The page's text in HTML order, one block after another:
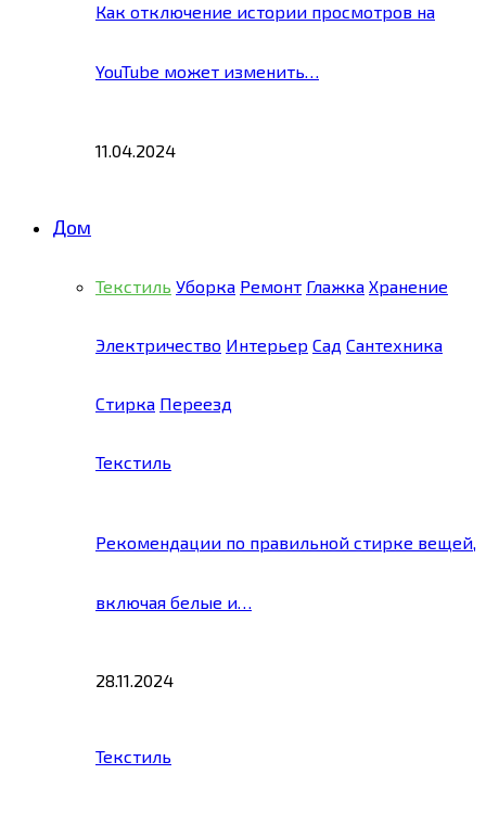
Как отключение истории просмотров на
YouTube может изменить…
11.04.2024
Дом
Текстиль Уборка Ремонт Глажка Хранение
Электричество Интерьер Сад Сантехника
Стирка Переезд
Текстиль
Рекомендации по правильной стирке вещей,
включая белые и…
28.11.2024
Текстиль